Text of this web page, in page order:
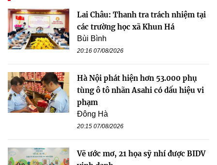
Lai Châu: Thanh tra trách nhiệm tại
các trường học xã Khun Há
Bùi Bình
20:16 07/08/2026
Hà Nội phát hiện hơn 53.000 phụ
tùng ô tô nhãn Asahi có dấu hiệu vi
phạm
Đông Hà
20:15 07/08/2026
Vẽ ước mơ, 21 họa sỹ nhí được BIDV